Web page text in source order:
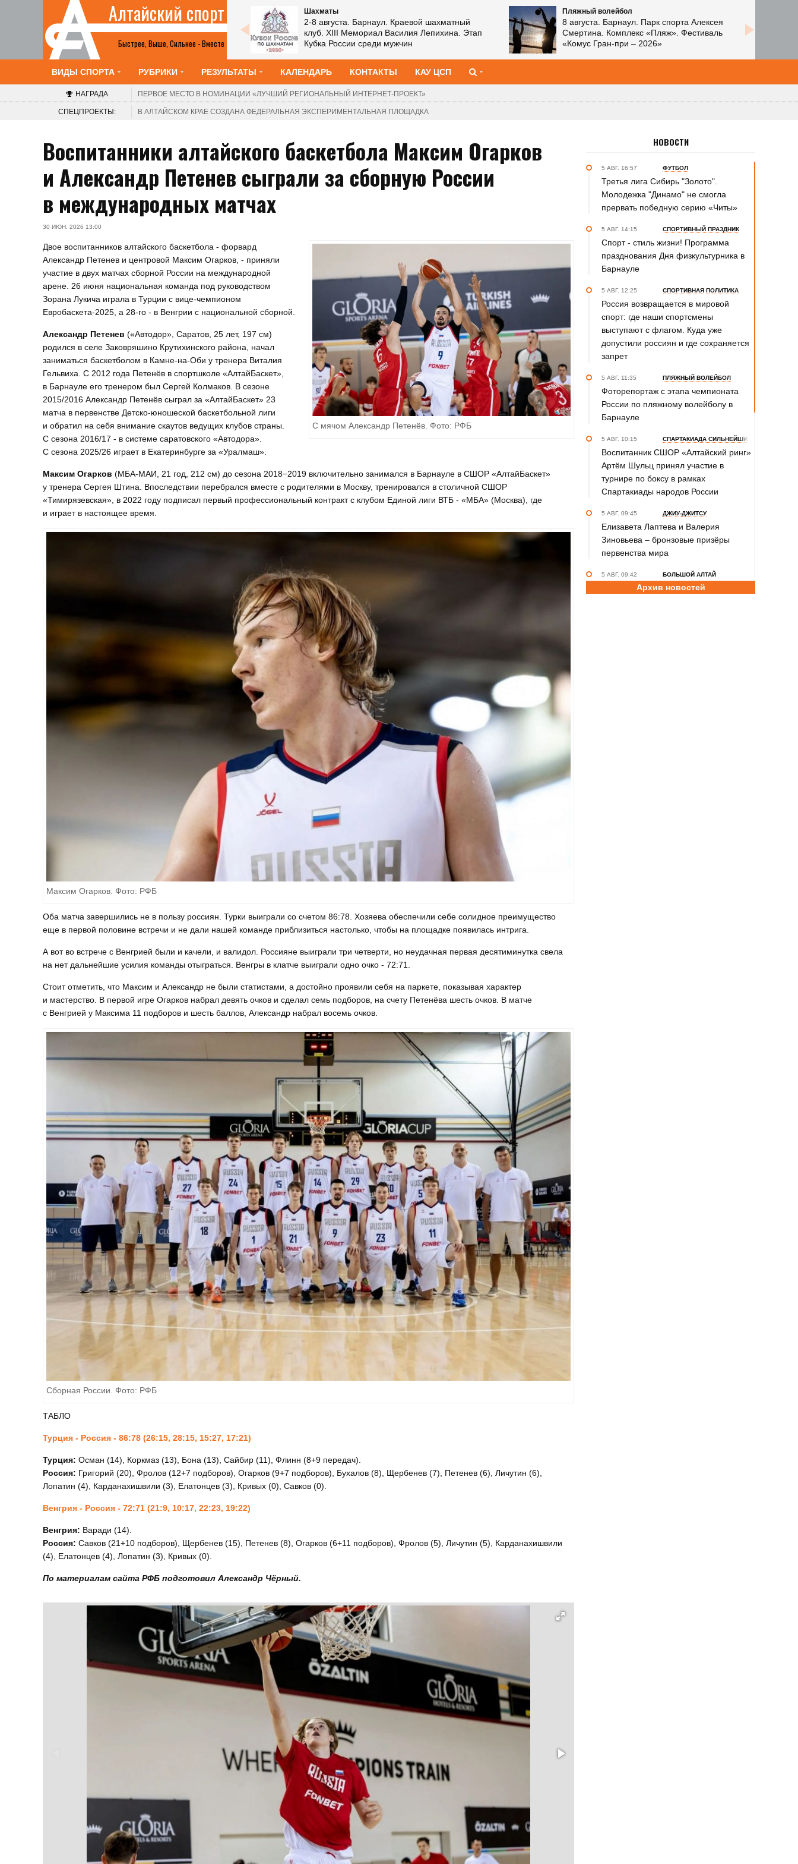
Быстрее, Выше, Сильнее - Вместе
Алтайский спорт
Шахматы
2-8 августа. Барнаул. Краевой шахматный
клуб. V турнир «Красоты Алтая». Этап Кубка
России среди женщин
Шахматы
2-8 августа. Барнаул. Краевой шахматный
клуб. XIII Мемориал Василия Лепихина. Этап
Кубка России среди мужчин
Пляжный волейбол
8 августа. Барнаул. Парк спорта Алексея
Смертина. Комплекс «Пляж». Фестиваль
«Комус Гран-при – 2026»
ВИДЫ СПОРТА РУБРИКИ РЕЗУЛЬТАТЫ КАЛЕНДАРЬ КОНТАКТЫ КАУ ЦСП
НАГРАДА ПЕРВОЕ МЕСТО В НОМИНАЦИИ «ЛУЧШИЙ РЕГИОНАЛЬНЫЙ ИНТЕРНЕТ-ПРОЕКТ»
СПЕЦПРОЕКТЫ: В АЛТАЙСКОМ КРАЕ СОЗДАНА ФЕДЕРАЛЬНАЯ ЭКСПЕРИМЕНТАЛЬНАЯ ПЛОЩАДКА
Воспитанники алтайского баскетбола Максим Огарков
и Александр Петенев сыграли за сборную России
в международных матчах
30 ИЮН. 2026 13:00
С мячом Александр Петенёв. Фото: РФБ
Двое воспитанников алтайского баскетбола - форвард
Александр Петенев и центровой Максим Огарков, - приняли
участие в двух матчах сборной России на международной
арене. 26 июня национальная команда под руководством
Зорана Лукича играла в Турции с вице-чемпионом
Евробаскета-2025, а 28-го - в Венгрии с национальной сборной.
Александр Петенев («Автодор», Саратов, 25 лет, 197 см)
родился в селе Заковряшино Крутихинского района, начал
заниматься баскетболом в Камне-на-Оби у тренера Виталия
Гельвиха. С 2012 года Петенёв в спортшколе «АлтайБаскет»,
в Барнауле его тренером был Сергей Колмаков. В сезоне
2015/2016 Александр Петенёв сыграл за «АлтайБаскет» 23
матча в первенстве Детско-юношеской баскетбольной лиги
и обратил на себя внимание скаутов ведущих клубов страны.
С сезона 2016/17 - в системе саратовского «Автодора».
С сезона 2025/26 играет в Екатеринбурге за «Уралмаш».
Максим Огарков (МБА-МАИ, 21 год, 212 см) до сезона 2018−2019 включительно занимался в Барнауле в СШОР «АлтайБаскет»
у тренера Сергея Штина. Впоследствии перебрался вместе с родителями в Москву, тренировался в столичной СШОР
«Тимирязевская», в 2022 году подписал первый профессиональный контракт с клубом Единой лиги ВТБ - «МБА» (Москва), где
и играет в настоящее время.
Максим Огарков. Фото: РФБ
Оба матча завершились не в пользу россиян. Турки выиграли со счетом 86:78. Хозяева обеспечили себе солидное преимущество
еще в первой половине встречи и не дали нашей команде приблизиться настолько, чтобы на площадке появилась интрига.
А вот во встрече с Венгрией были и качели, и валидол. Россияне выиграли три четверти, но неудачная первая десятиминутка свела
на нет дальнейшие усилия команды отыграться. Венгры в клатче выиграли одно очко - 72:71.
Стоит отметить, что Максим и Александр не были статистами, а достойно проявили себя на паркете, показывая характер
и мастерство. В первой игре Огарков набрал девять очков и сделал семь подборов, на счету Петенёва шесть очков. В матче
с Венгрией у Максима 11 подборов и шесть баллов, Александр набрал восемь очков.
Сборная России. Фото: РФБ
ТАБЛО
Турция - Россия - 86:78 (26:15, 28:15, 15:27, 17:21)
Турция: Осман (14), Коркмаз (13), Бона (13), Сайбир (11), Флинн (8+9 передач).
Россия: Григорий (20), Фролов (12+7 подборов), Огарков (9+7 подборов), Бухалов (8), Щербенев (7), Петенев (6), Личутин (6),
Лопатин (4), Карданахишвили (3), Елатонцев (3), Кривых (0), Савков (0).
Венгрия - Россия - 72:71 (21:9, 10:17, 22:23, 19:22)
Венгрия: Варади (14).
Россия: Савков (21+10 подборов), Щербенев (15), Петенев (8), Огарков (6+11 подборов), Фролов (5), Личутин (5), Карданахишвили
(4), Елатонцев (4), Лопатин (3), Кривых (0).
По материалам сайта РФБ подготовил Александр Чёрный.
НОВОСТИ
5 АВГ. 16:57 ФУТБОЛ
Третья лига Сибирь "Золото".
Молодежка "Динамо" не смогла
прервать победную серию «Читы»
5 АВГ. 14:15 СПОРТИВНЫЙ ПРАЗДНИК
Спорт - стиль жизни! Программа
празднования Дня физкультурника в
Барнауле
5 АВГ. 12:25 СПОРТИВНАЯ ПОЛИТИКА
Россия возвращается в мировой
спорт: где наши спортсмены
выступают с флагом. Куда уже
допустили россиян и где сохраняется
запрет
5 АВГ. 11:35 ПЛЯЖНЫЙ ВОЛЕЙБОЛ
Фоторепортаж с этапа чемпионата
России по пляжному волейболу в
Барнауле
5 АВГ. 10:15 СПАРТАКИАДА СИЛЬНЕЙШИХ
Воспитанник СШОР «Алтайский ринг»
Артём Шульц принял участие в
турнире по боксу в рамках
Спартакиады народов России
5 АВГ. 09:45 ДЖИУ-ДЖИТСУ
Елизавета Лаптева и Валерия
Зиновьева – бронзовые призёры
первенства мира
5 АВГ. 09:42 БОЛЬШОЙ АЛТАЙ
Организаторы международного
Архив новостей